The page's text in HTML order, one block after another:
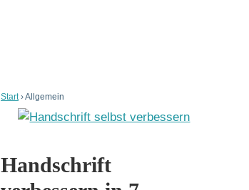
Start›Allgemein
Handschrift